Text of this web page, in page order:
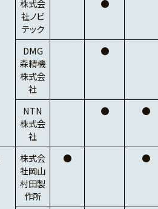
株式会
社ノビ
テック
●
DMG
森精機
株式会
社
●
NTN
株式会
社
● ●
株式会
社岡山
村田製
作所
● ●